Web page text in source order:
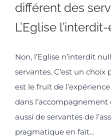
différent des
L’Eglise
Non, l’Eglise n’interdit
servantes. C’est un
est le fruit de
dans l’accompagnement
aussi de servantes de
pragmatique en fait…